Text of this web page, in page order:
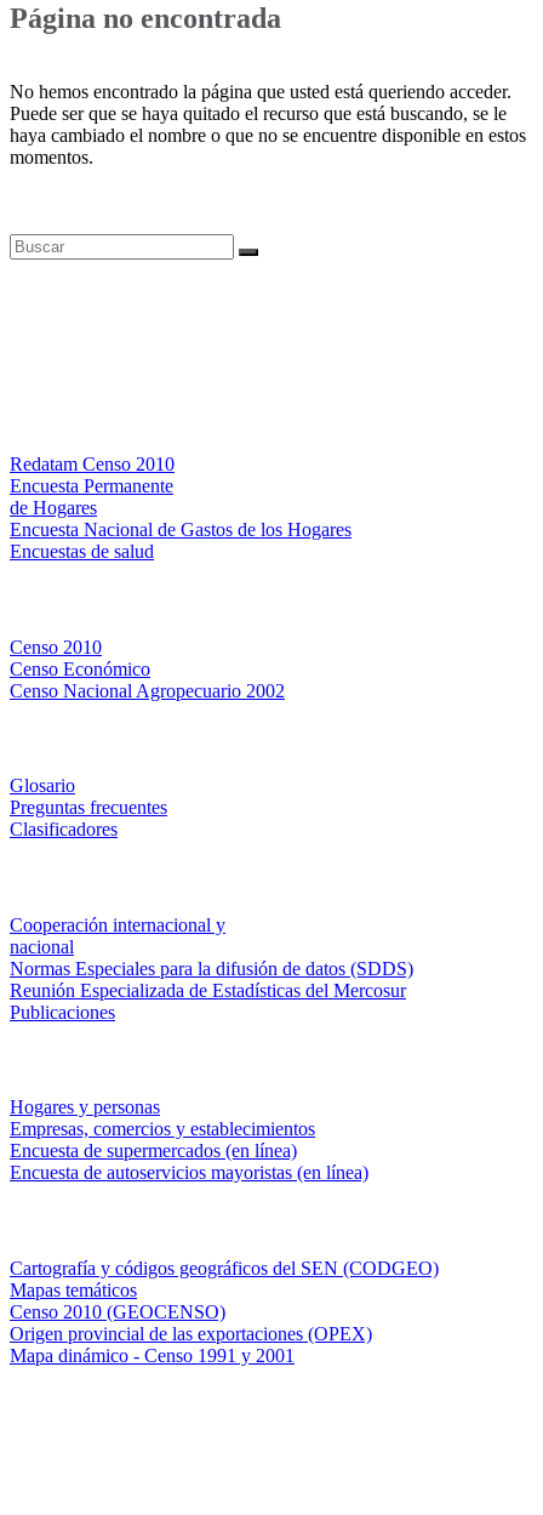
Página no encontrada
No hemos encontrado la página que usted está queriendo acceder.
Puede ser que se haya quitado el recurso que está buscando, se le
haya cambiado el nombre o que no se encuentre disponible en estos
momentos.
Redatam Censo 2010
Encuesta Permanente
de Hogares
Encuesta Nacional de Gastos de los Hogares
Encuestas de salud
Censo 2010
Censo Económico
Censo Nacional Agropecuario 2002
Glosario
Preguntas frecuentes
Clasificadores
Cooperación internacional y
nacional
Normas Especiales para la difusión de datos (SDDS)
Reunión Especializada de Estadísticas del Mercosur
Publicaciones
Hogares y personas
Empresas, comercios y establecimientos
Encuesta de supermercados (en línea)
Encuesta de autoservicios mayoristas (en línea)
Cartografía y códigos geográficos del SEN (CODGEO)
Mapas temáticos
Censo 2010 (GEOCENSO)
Origen provincial de las exportaciones (OPEX)
Mapa dinámico - Censo 1991 y 2001